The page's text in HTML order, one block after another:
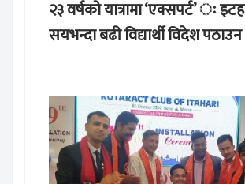
२३ वर्षको यात्रामा ‘एक्सपर्ट’ ः
सयभन्दा बढी विद्यार्थी विदेश